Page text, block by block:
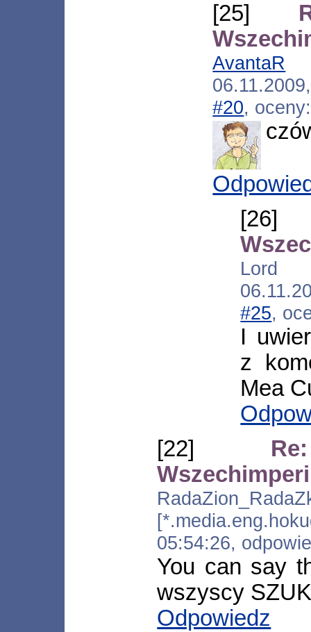
[25]
AvantaR
#20,
Lord
#25,
I
z
Mea
[22]
05:54:26,
You can say
wszyscy
Odpowiedz